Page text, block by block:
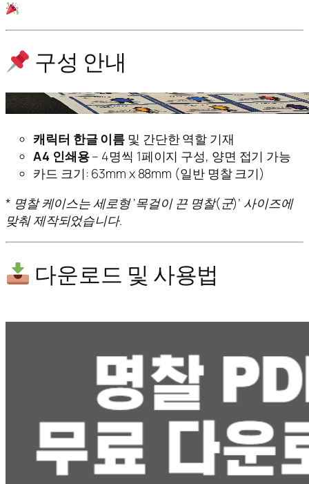
구성 안내
캐릭터 한글 이름 및 간단한 역할 기재
A4 인쇄용– 4명씩 1페이지 구성, 양면 접기 가능
카드 크기: 63mm x 88mm (일반 명찰 크기)
* 명찰 케이스는 세로형 ‘목걸이 끈 명찰(군)’ 사이즈에
맞춰 제작되었습니다.
다운로드 및 사용법